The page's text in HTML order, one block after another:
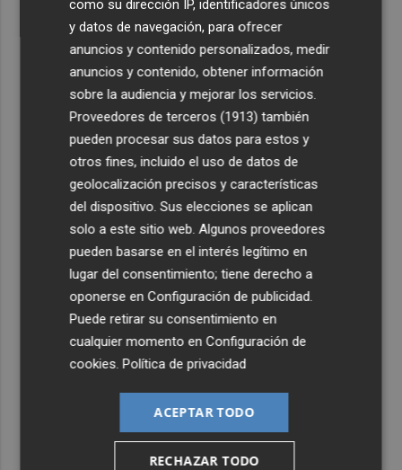
como su dirección IP, identificadores únicos
y datos de navegación, para ofrecer
anuncios y contenido personalizados, medir
anuncios y contenido, obtener información
sobre la audiencia y mejorar los servicios.
Proveedores de terceros (1913) también
pueden procesar sus datos para estos y
otros fines, incluido el uso de datos de
geolocalización precisos y características
del dispositivo. Sus elecciones se aplican
solo a este sitio web. Algunos proveedores
pueden basarse en el interés legítimo en
lugar del consentimiento; tiene derecho a
oponerse enConfiguración de publicidad
Puede retirar su consentimiento en
cualquier momento enConfiguración de
cookies .Política de privacidad
ACEPTAR TODO
RECHAZAR TODO